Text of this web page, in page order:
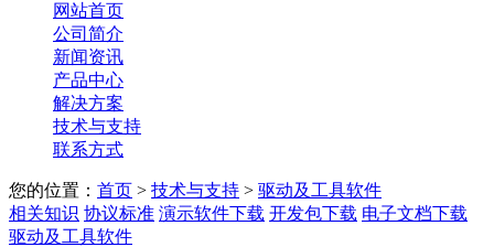
网站首页
公司简介
新闻资讯
产品中心
解决方案
技术与支持
联系方式
您的位置： 首页 > 技术与支持 > 驱动及工具软件
相关知识 协议标准 演示软件下载 开发包下载 电子文档下载
驱动及工具软件